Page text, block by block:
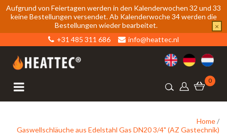
Aufgrund von Feiertagen werden in den Kalenderwochen 32 und 33
keine Bestellungen versendet. Ab Kalenderwoche 34 werden die
Bestellungen wieder bearbeitet.
×
+31 485 311 686
info@heattec.nl
0
Home/
Gaswellschläuche aus Edelstahl Gas DN20 3/4" (AZ Gastechnik)